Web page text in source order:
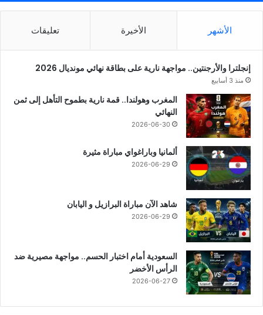
الأشهر الأخيرة تعليقات
إنجلترا والأرجنتين.. مواجهة نارية على بطاقة نهائي مونديال 2026
منذ 3 أسابيع
المغرب وهولندا.. قمة نارية بطموح التأهل إلى ثمن
النهائي
2026-06-30
ألمانيا وباراغواي مباراة مثيرة
2026-06-29
شاهد الآن مباراة البرازيل و اليابان
2026-06-29
السعودية أمام اختبار الحسم.. مواجهة مصيرية ضد
الرأس الأخضر
2026-06-27